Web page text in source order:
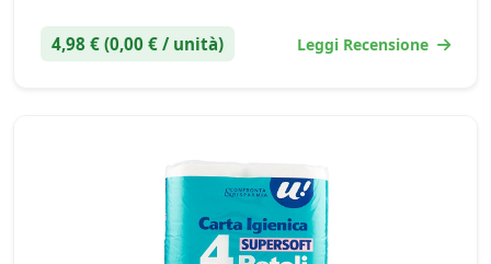
4,98 € (0,00 € / unità) Leggi Recensione